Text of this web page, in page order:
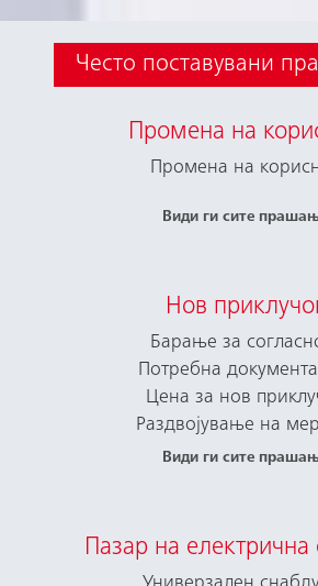
Често поставувани
Промена на
Промена на
Види ги сите
Нов
Барање за
Потребна
Цена за нов
Раздвојување на
Види ги сите
Пазар на електрична